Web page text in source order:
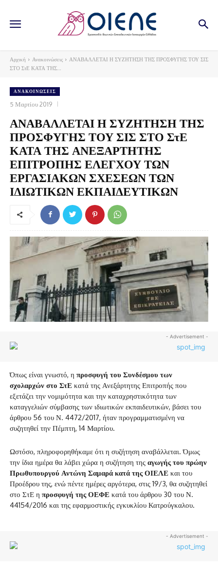
Αρχική Ανακοινώσεις
ΑΝΑΒΑΛΛΕΤΑΙ Η ΣΥΖΗΤΗΣΗ ΤΗΣ ΠΡΟΣΦΥΓΗΣ ΤΟΥ ΣΙΣ
ΣΤΟ ΣτΕ ΚΑΤΑ ΤΗΣ...
ΑΝΑΚΟΙΝΏΣΕΙΣ
5 Μαρτίου 2019
ΑΝΑΒΑΛΛΕΤΑΙ Η ΣΥΖΗΤΗΣΗ ΤΗΣ
ΠΡΟΣΦΥΓΗΣ ΤΟΥ ΣΙΣ ΣΤΟ ΣτΕ
ΚΑΤΑ ΤΗΣ ΑΝΕΞΑΡΤΗΤΗΣ
ΕΠΙΤΡΟΠΗΣ ΕΛΕΓΧΟΥ ΤΩΝ
ΕΡΓΑΣΙΑΚΩΝ ΣΧΕΣΕΩΝ ΤΩΝ
ΙΔΙΩΤΙΚΩΝ ΕΚΠΑΙΔΕΥΤΙΚΩΝ
- Advertisement -
Όπως είναι γνωστό, η προσφυγή του Συνδέσμου των
σχολαρχών στο ΣτΕ κατά της Ανεξάρτητης Επιτροπής που
εξετάζει την νομιμότητα και την καταχρηστικότητα των
καταγγελιών σύμβασης των ιδιωτικών εκπαιδευτικών, βάσει του
άρθρου 56 του Ν. 4472/2017, ήταν προγραμματισμένη να
συζητηθεί την Πέμπτη, 14 Μαρτίου.
Ωστόσο, πληροφορηθήκαμε ότι η συζήτηση αναβάλλεται. Όμως
την ίδια ημέρα θα λάβει χώρα η συζήτηση της αγωγής του πρώην
Πρωθυπουργού Αντώνη Σαμαρά κατά της ΟΙΕΛΕ και του
Προέδρου της, ενώ πέντε ημέρες αργότερα, στις 19/3, θα συζητηθεί
στο ΣτΕ η προσφυγή της ΟΕΦΕ κατά του άρθρου 30 του Ν.
44154/2016 και της εφαρμοστικής εγκυκλίου Κατρούγκαλου.
- Advertisement -